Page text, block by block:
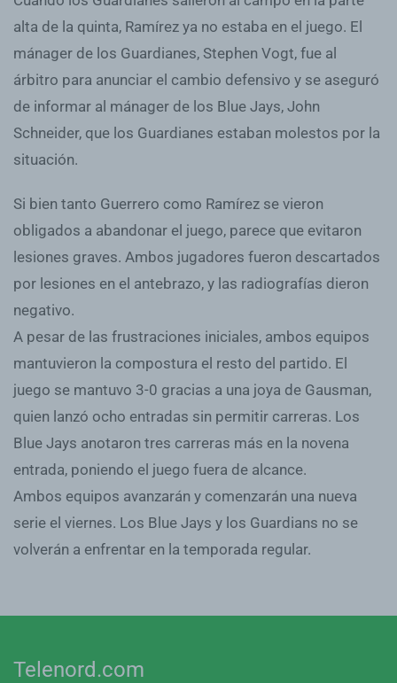
alta de la quinta, Ramírez ya no estaba en el juego. El
mánager de los Guardianes, Stephen Vogt, fue al
árbitro para anunciar el cambio defensivo y se aseguró
de informar al mánager de los Blue Jays, John
Schneider, que los Guardianes estaban molestos por la
situación.
Si bien tanto Guerrero como Ramírez se vieron
obligados a abandonar el juego, parece que evitaron
lesiones graves. Ambos jugadores fueron descartados
por lesiones en el antebrazo, y las radiografías dieron
negativo.
A pesar de las frustraciones iniciales, ambos equipos
mantuvieron la compostura el resto del partido. El
juego se mantuvo 3-0 gracias a una joya de Gausman,
quien lanzó ocho entradas sin permitir carreras. Los
Blue Jays anotaron tres carreras más en la novena
entrada, poniendo el juego fuera de alcance.
Ambos equipos avanzarán y comenzarán una nueva
serie el viernes. Los Blue Jays y los Guardians no se
volverán a enfrentar en la temporada regular.
Telenord.com